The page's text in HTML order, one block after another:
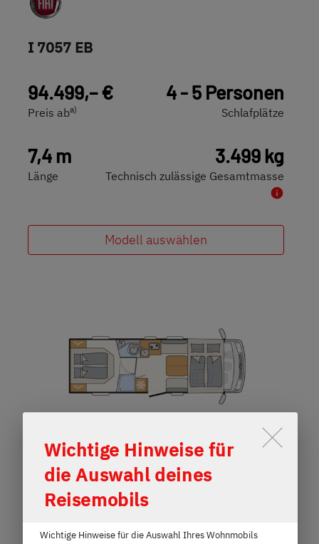
I 7057 EB
94.499,– €
Preis aba)
4 - 5 Personen
Schlafplätze
7,4 m
Länge
3.499 kg
Technisch zulässige Gesamtmasse
Modell auswählen
I 7057 DBL
96.999,– € 4 Personen
Durch Scrolling wird der
Wichtige Hinweise für
die Auswahl deines
Reisemobils
Wichtige Hinweise für die Auswahl Ihres Wohnmobils